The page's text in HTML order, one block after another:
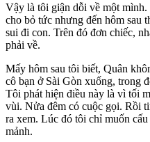
Vậy là tôi giận dỗi về một
cho bỏ tức nhưng đến hôm sau
sui đi con. Trên đó đơn chiếc,
phải về.
Mấy hôm sau tôi biết, Quân
cô bạn ở Sài Gòn xuống, trong
Tôi phát hiện điều này là vì tối
vùi. Nửa đêm có cuộc gọi. Rồi
ra xem. Lúc đó tôi chỉ muốn
mảnh.